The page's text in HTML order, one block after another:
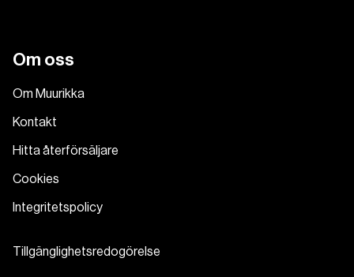
Om oss
Om Muurikka
Kontakt
Hitta återförsäljare
Cookies
Integritetspolicy
Tillgänglighetsredogörelse